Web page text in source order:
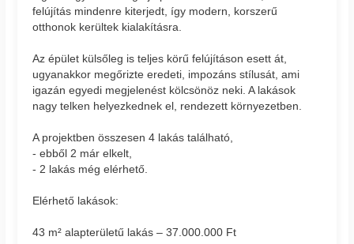
felújítás mindenre kiterjedt, így modern, korszerű
otthonok kerültek kialakításra.
Az épület külsőleg is teljes körű felújításon esett át,
ugyanakkor megőrizte eredeti, impozáns stílusát, ami
igazán egyedi megjelenést kölcsönöz neki. A lakások
nagy telken helyezkednek el, rendezett környezetben.
A projektben összesen 4 lakás található,
- ebből 2 már elkelt,
- 2 lakás még elérhető.
Elérhető lakások:
43 m² alapterületű lakás – 37.000.000 Ft